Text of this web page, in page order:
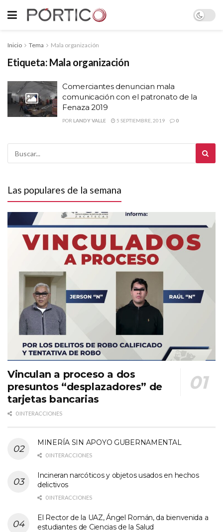
Inicio Tema Mala organización
Etiqueta: Mala organización
Comerciantes denuncian mala
comunicación con el patronato de la
Fenaza 2019
POR LANDY VALLE 5 SEPTIEMBRE, 2019 0
Las populares de la semana
Vinculan a proceso a dos
presuntos “desplazadores” de
tarjetas bancarias
0 INTERACCIONES
MINERÍA SIN APOYO GUBERNAMENTAL
0 INTERACCIONES
Incineran narcóticos y objetos usados en hechos
delictivos
0 INTERACCIONES
El Rector de la UAZ, Ángel Román, da bienvenida a
estudiantes de Ciencias de la Salud